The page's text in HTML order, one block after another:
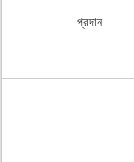
প্রদান